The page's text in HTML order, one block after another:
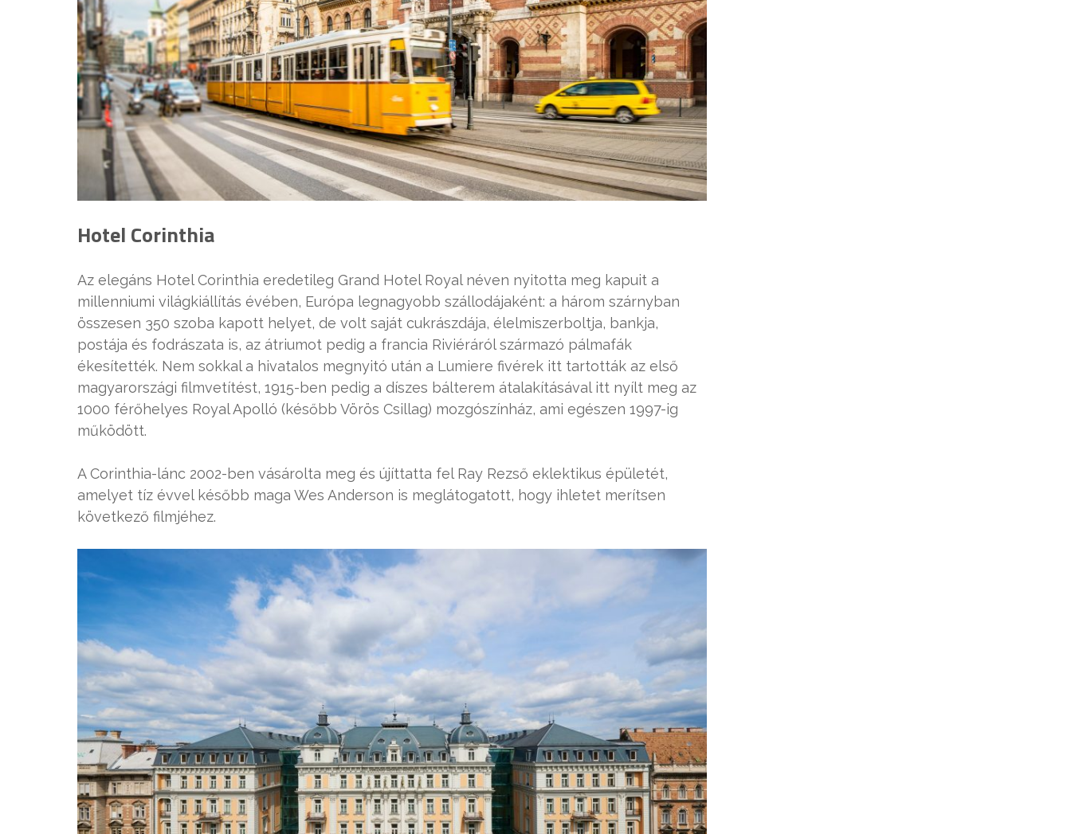
Hotel Corinthia
Az elegáns Hotel Corinthia eredetileg Grand Hotel Royal néven nyitotta meg kapuit a
millenniumi világkiállítás évében, Európa legnagyobb szállodájaként: a három szárnyban
összesen 350 szoba kapott helyet, de volt saját cukrászdája, élelmiszerboltja, bankja,
postája és fodrászata is, az átriumot pedig a francia Riviéráról származó pálmafák
ékesítették. Nem sokkal a hivatalos megnyitó után a Lumiere fivérek itt tartották az első
magyarországi filmvetítést, 1915-ben pedig a díszes bálterem átalakításával itt nyílt meg az
1000 férőhelyes Royal Apolló (később Vörös Csillag) mozgószínház, ami egészen 1997-ig
működött.
A Corinthia-lánc 2002-ben vásárolta meg és újíttatta fel Ray Rezső eklektikus épületét,
amelyet tíz évvel később maga Wes Anderson is meglátogatott, hogy ihletet merítsen
következő filmjéhez.